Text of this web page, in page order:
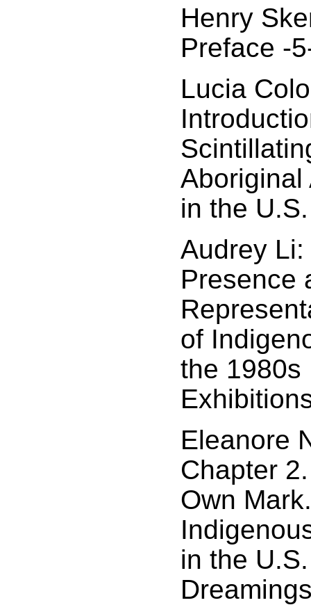
Henry
Preface -
Lucia
Aboriginal
in the
Audrey
Presence
of
the 1980s
Eleanore
Chapter
Own
in the